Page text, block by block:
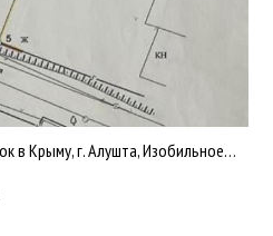
Продается земельный участок в Крыму, г. Алушта, Изобильное, ул. Виноградная, 28, общ.пл. 620 кв.м., кадастровы...